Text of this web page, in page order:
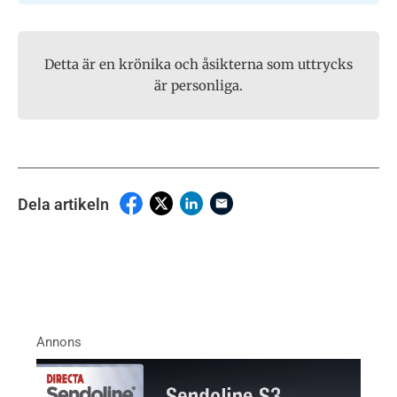
Detta är en krönika och åsikterna som uttrycks
är personliga.
Dela artikeln